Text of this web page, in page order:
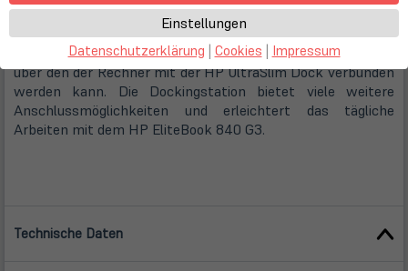
Ebenfalls auf der rechten Seite befindet sich der im Gerät
verbaute SD Kartenslot, sowie der HP Docking Anschluss,
über den der Rechner mit der HP UltraSlim Dock verbunden
werden kann. Die Dockingstation bietet viele weitere
Anschlussmöglichkeiten und erleichtert das tägliche
Arbeiten mit dem HP EliteBook 840 G3.
Technische Daten
Einstellungen
Datenschutzerklärung | Cookies | Impressum